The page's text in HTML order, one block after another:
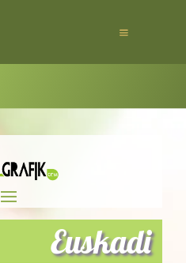
Euskadi